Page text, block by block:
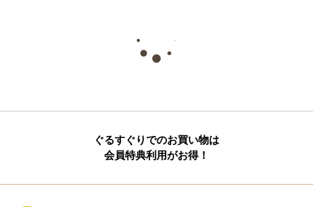
ぐるすぐりでのお買い物は
会員特典利用がお得！